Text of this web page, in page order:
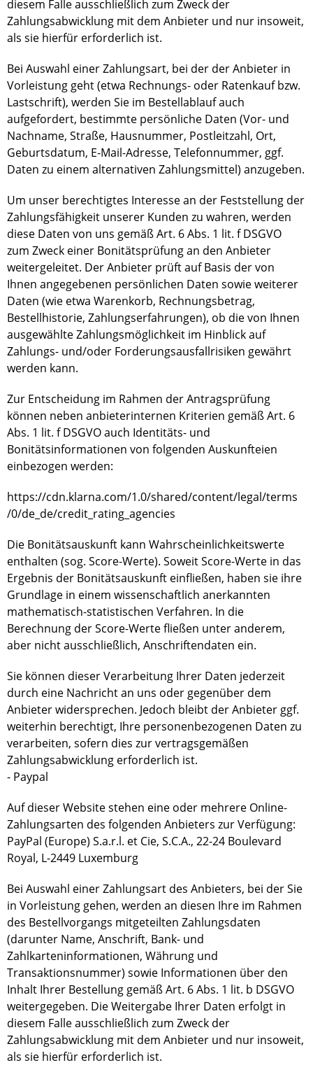
diesem Falle ausschließlich zum Zweck der
Zahlungsabwicklung mit dem Anbieter und nur insoweit,
als sie hierfür erforderlich ist.
Bei Auswahl einer Zahlungsart, bei der der Anbieter in
Vorleistung geht (etwa Rechnungs- oder Ratenkauf bzw.
Lastschrift), werden Sie im Bestellablauf auch
aufgefordert, bestimmte persönliche Daten (Vor- und
Nachname, Straße, Hausnummer, Postleitzahl, Ort,
Geburtsdatum, E-Mail-Adresse, Telefonnummer, ggf.
Daten zu einem alternativen Zahlungsmittel) anzugeben.
Um unser berechtigtes Interesse an der Feststellung der
Zahlungsfähigkeit unserer Kunden zu wahren, werden
diese Daten von uns gemäß Art. 6 Abs. 1 lit. f DSGVO
zum Zweck einer Bonitätsprüfung an den Anbieter
weitergeleitet. Der Anbieter prüft auf Basis der von
Ihnen angegebenen persönlichen Daten sowie weiterer
Daten (wie etwa Warenkorb, Rechnungsbetrag,
Bestellhistorie, Zahlungserfahrungen), ob die von Ihnen
ausgewählte Zahlungsmöglichkeit im Hinblick auf
Zahlungs- und/oder Forderungsausfallrisiken gewährt
werden kann.
Zur Entscheidung im Rahmen der Antragsprüfung
können neben anbieterinternen Kriterien gemäß Art. 6
Abs. 1 lit. f DSGVO auch Identitäts- und
Bonitätsinformationen von folgenden Auskunfteien
einbezogen werden:
https://cdn.klarna.com/1.0/shared/content/legal/terms
/0/de_de/credit_rating_agencies
Die Bonitätsauskunft kann Wahrscheinlichkeitswerte
enthalten (sog. Score-Werte). Soweit Score-Werte in das
Ergebnis der Bonitätsauskunft einfließen, haben sie ihre
Grundlage in einem wissenschaftlich anerkannten
mathematisch-statistischen Verfahren. In die
Berechnung der Score-Werte fließen unter anderem,
aber nicht ausschließlich, Anschriftendaten ein.
Sie können dieser Verarbeitung Ihrer Daten jederzeit
durch eine Nachricht an uns oder gegenüber dem
Anbieter widersprechen. Jedoch bleibt der Anbieter ggf.
weiterhin berechtigt, Ihre personenbezogenen Daten zu
verarbeiten, sofern dies zur vertragsgemäßen
Zahlungsabwicklung erforderlich ist.
- Paypal
Auf dieser Website stehen eine oder mehrere Online-
Zahlungsarten des folgenden Anbieters zur Verfügung:
PayPal (Europe) S.a.r.l. et Cie, S.C.A., 22-24 Boulevard
Royal, L-2449 Luxemburg
Bei Auswahl einer Zahlungsart des Anbieters, bei der Sie
in Vorleistung gehen, werden an diesen Ihre im Rahmen
des Bestellvorgangs mitgeteilten Zahlungsdaten
(darunter Name, Anschrift, Bank- und
Zahlkarteninformationen, Währung und
Transaktionsnummer) sowie Informationen über den
Inhalt Ihrer Bestellung gemäß Art. 6 Abs. 1 lit. b DSGVO
weitergegeben. Die Weitergabe Ihrer Daten erfolgt in
diesem Falle ausschließlich zum Zweck der
Zahlungsabwicklung mit dem Anbieter und nur insoweit,
als sie hierfür erforderlich ist.